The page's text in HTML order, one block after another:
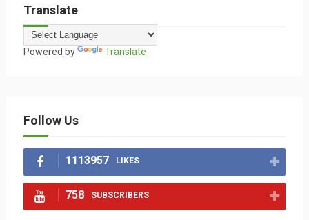
Translate
Powered by Translate
Follow Us
1113957 LIKES
758 SUBSCRIBERS